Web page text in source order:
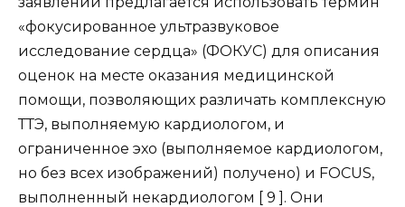
«фокусированное ультразвуковое
исследование сердца» (ФОКУС) для описания
оценок на месте оказания медицинской
помощи, позволяющих различать комплексную
ТТЭ, выполняемую кардиологом, и
ограниченное эхо (выполняемое кардиологом,
но без всех изображений) получено) и FOCUS,
выполненный некардиологом [ 9 ]. Они